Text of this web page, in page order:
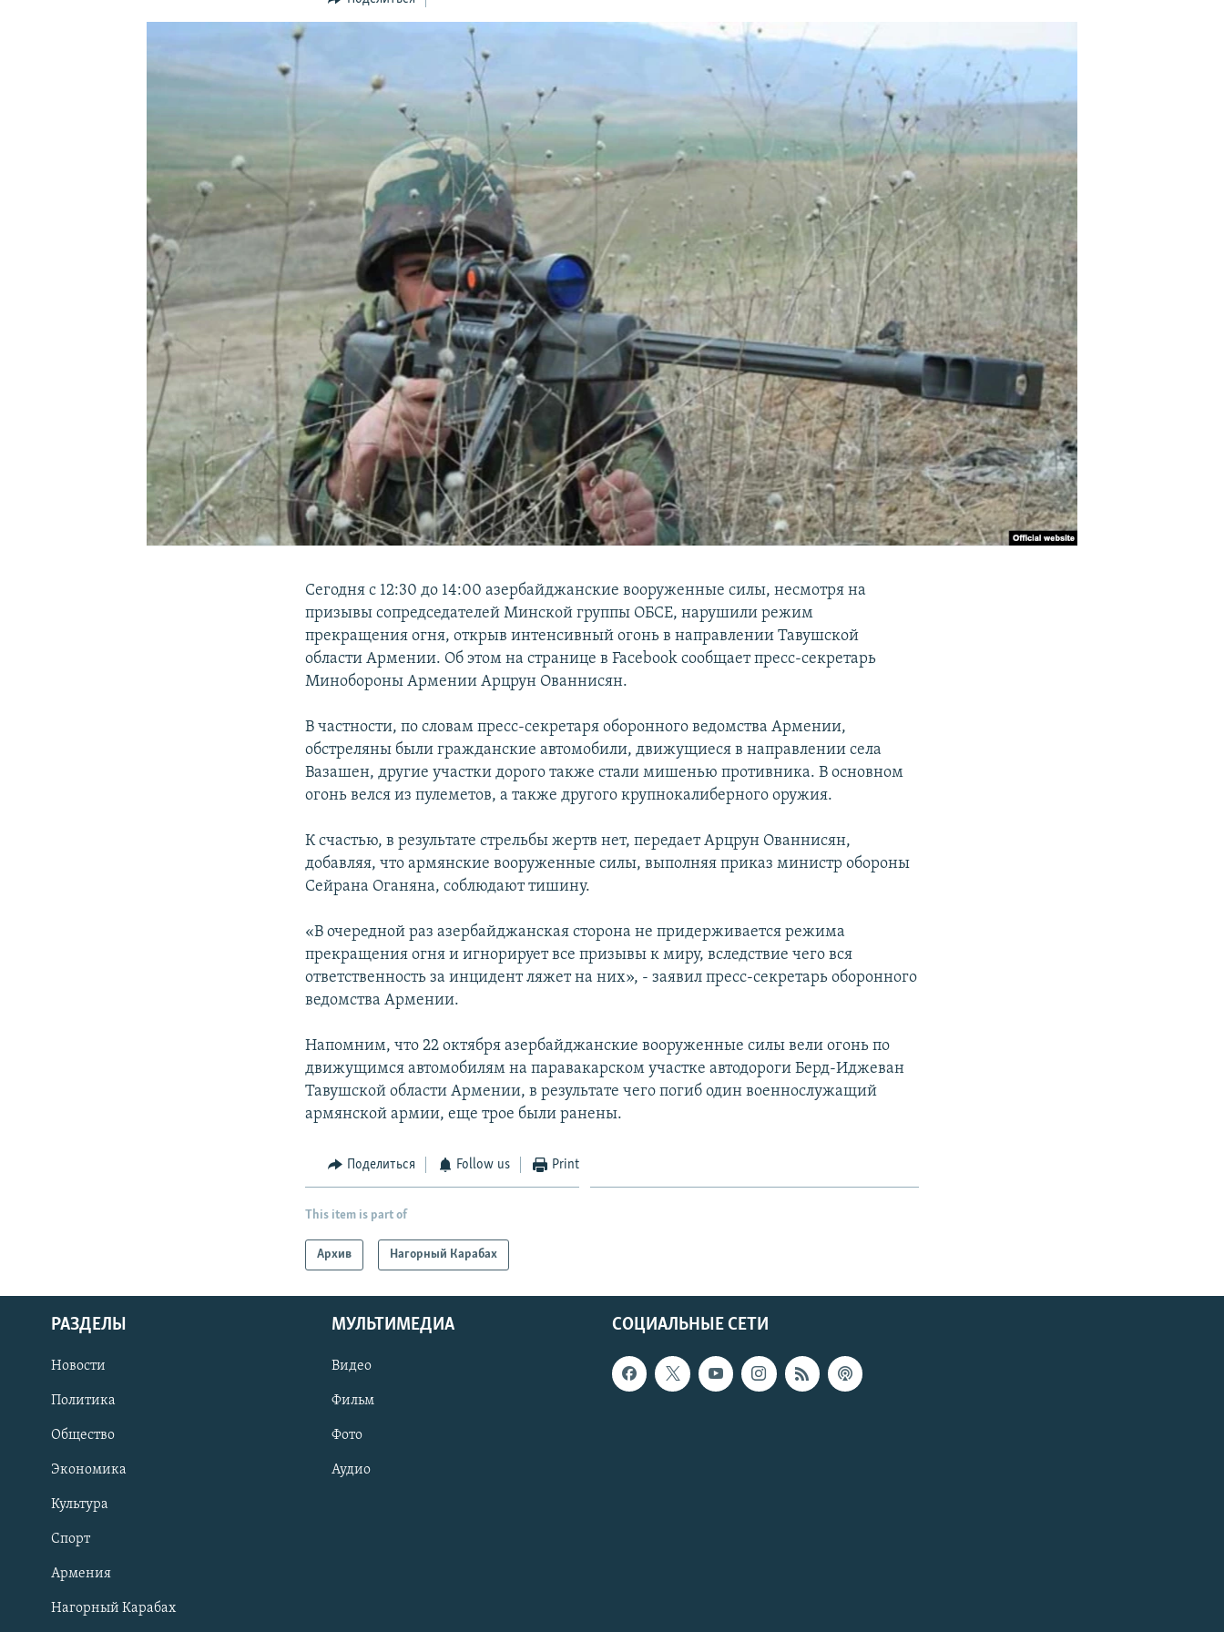
Сегодня с 12:30 до 14:00 азербайджанские вооруженные силы, несмотря на
призывы сопредседателей Минской группы ОБСЕ, нарушили режим
прекращения огня, открыв интенсивный огонь в направлении Тавушской
области Армении. Об этом на странице в Facebook сообщает пресс-секретарь
Минобороны Армении Арцрун Ованнисян.
В частности, по словам пресс-секретаря оборонного ведомства Армении,
обстреляны были гражданские автомобили, движущиеся в направлении села
Вазашен, другие участки дорого также стали мишенью противника. В основном
огонь велся из пулеметов, а также другого крупнокалиберного оружия.
К счастью, в результате стрельбы жертв нет, передает Арцрун Ованнисян,
добавляя, что армянские вооруженные силы, выполняя приказ министр обороны
Сейрана Оганяна, соблюдают тишину.
«В очередной раз азербайджанская сторона не придерживается режима
прекращения огня и игнорирует все призывы к миру, вследствие чего вся
ответственность за инцидент ляжет на них», - заявил пресс-секретарь оборонного
ведомства Армении.
Напомним, что 22 октября азербайджанские вооруженные силы вели огонь по
движущимся автомобилям на паравакарском участке автодороги Берд-Иджеван
Тавушской области Армении, в результате чего погиб один военнослужащий
армянской армии, еще трое были ранены.
Поделиться Follow us Print
This item is part of
Архив Нагорный Карабах
СОЦИАЛЬНЫЕ СЕТИ
РАЗДЕЛЫ
Новости
Политика
Общество
Экономика
Культура
Спорт
Армения
Нагорный Карабах
МУЛЬТИМЕДИА
Видео
Фильм
Фото
Аудио